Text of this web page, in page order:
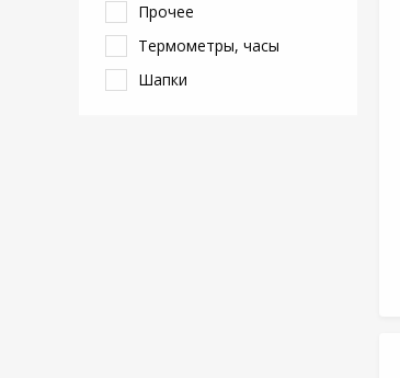
Прочее
Термометры, часы
Шапки